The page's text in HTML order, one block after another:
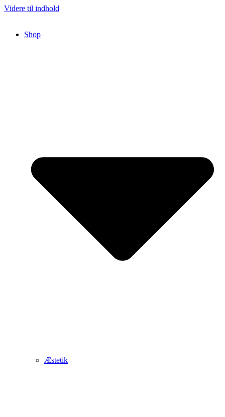
Videre til indhold
Shop
Æstetik